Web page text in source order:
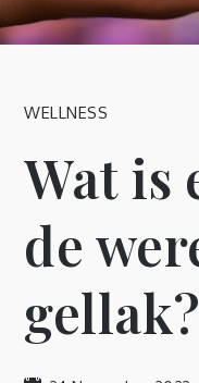
WELLNESS
Wat is
de
gellak?